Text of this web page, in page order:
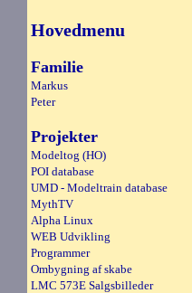
Hovedmenu
Familie
Markus
Peter
Projekter
Modeltog (HO)
POI database
UMD - Modeltrain database
MythTV
Alpha Linux
WEB Udvikling
Programmer
Ombygning af skabe
LMC 573E Salgsbilleder